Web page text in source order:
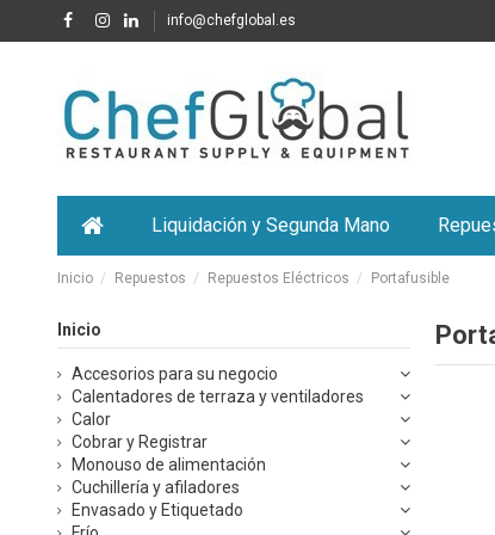
info@chefglobal.es
Liquidación y Segunda Mano
Inicio Repuestos Repuestos Eléctricos Portafusible
Inicio
Accesorios para su negocio
Calentadores de terraza y ventiladores
Calor
Cobrar y Registrar
Monouso de alimentación
Cuchillería y afiladores
Envasado y Etiquetado